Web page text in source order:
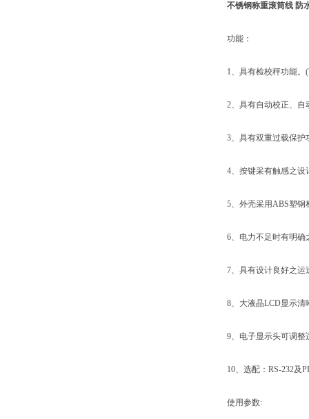
不锈钢称重滚筒线 防
功能：
1、具有检校秤功能。(
2、具有自动校正、自
3、具有双重过载保护
4、按键采有触感之设
5、外壳采用ABS塑钢
6、电力不足时有明确
7、具有设计良好之运
8、大液晶LCD显示清
9、电子显示头可调整
10、选配：RS-232及
使用参数: